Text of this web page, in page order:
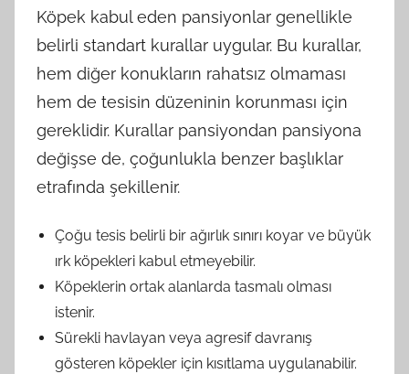
Köpek kabul eden pansiyonlar genellikle
belirli standart kurallar uygular. Bu kurallar,
hem diğer konukların rahatsız olmaması
hem de tesisin düzeninin korunması için
gereklidir. Kurallar pansiyondan pansiyona
değişse de, çoğunlukla benzer başlıklar
etrafında şekillenir.
Çoğu tesis belirli bir ağırlık sınırı koyar ve büyük
ırk köpekleri kabul etmeyebilir.
Köpeklerin ortak alanlarda tasmalı olması
istenir.
Sürekli havlayan veya agresif davranış
gösteren köpekler için kısıtlama uygulanabilir.